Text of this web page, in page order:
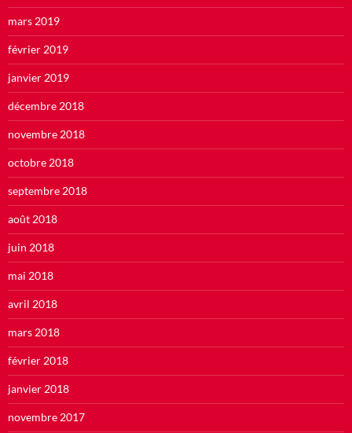
mars 2019
février 2019
janvier 2019
décembre 2018
novembre 2018
octobre 2018
septembre 2018
août 2018
juin 2018
mai 2018
avril 2018
mars 2018
février 2018
janvier 2018
novembre 2017